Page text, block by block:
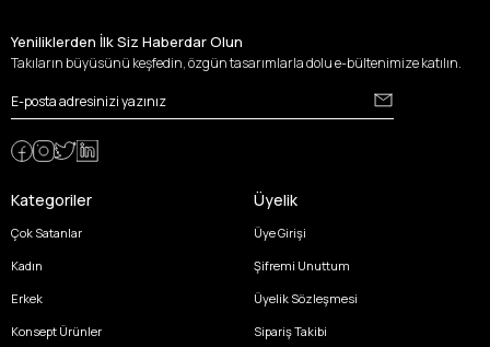
Yeniliklerden İlk Siz Haberdar Olun
Takıların büyüsünü keşfedin, özgün tasarımlarla dolu e-bültenimize katılın.
Kategoriler
Çok Satanlar
Kadın
Erkek
Konsept Ürünler
Üyelik
Üye Girişi
Şifremi Unuttum
Üyelik Sözleşmesi
Sipariş Takibi